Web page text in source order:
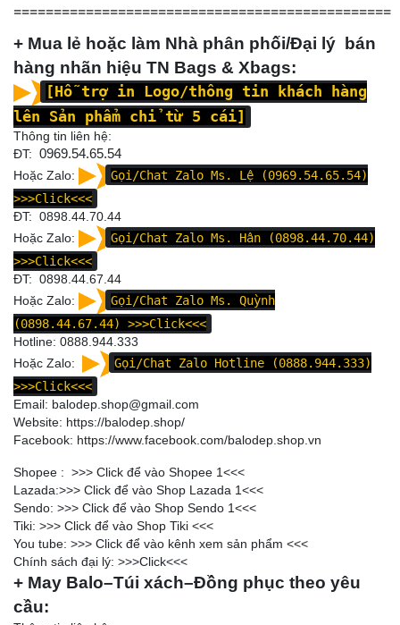
===============================================
+ Mua lẻ hoặc làm Nhà phân phối/Đại lý bán
hàng nhãn hiệu TN Bags & Xbags:
[Hỗ trợ in Logo/thông tin khách hàng
lên Sản phẩm chỉ từ 5 cái]
Thông tin liên hệ:
ĐT: 0969.54.65.54
Hoặc Zalo:
Gọi/Chat Zalo Ms. Lệ (0969.54.65.54)
>>>Click<<<
ĐT: 0898.44.70.44
Hoặc Zalo:
Gọi/Chat Zalo Ms. Hân (0898.44.70.44)
>>>Click<<<
ĐT: 0898.44.67.44
Hoặc Zalo:
Gọi/Chat Zalo Ms. Quỳnh
(0898.44.67.44)
>>>Click<<<
Hotline: 0888.944.333
Hoặc Zalo:
Gọi/Chat Zalo Hotline (0888.944.333)
>>>Click<<<
Email: balodep.shop@gmail.com
Website: https://balodep.shop/
Facebook: https://www.facebook.com/balodep.shop.vn
Shopee : >>> Click để vào Shopee 1<<<
Lazada:>>> Click để vào Shop Lazada 1<<<
Sendo: >>> Click để vào Shop Sendo 1<<<
Tiki: >>> Click để vào Shop Tiki <<<
You tube: >>> Click để vào kênh xem sản phẩm <<<
Chính sách đại lý: >>>Click<<<
+ May Balo–Túi xách–Đồng phục theo yêu
cầu: